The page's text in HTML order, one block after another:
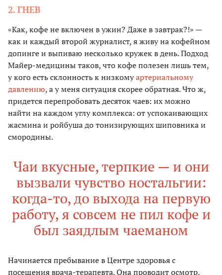
2. ГНЕВ
«Как, кофе не включен в ужин? Даже в завтрак?!» —
как и каждый второй журналист, я живу на кофейном
допинге и выпиваю несколько кружек в день. Подход
Майер-медицины таков, что кофе полезен лишь тем,
у кого есть склонность к низкомуартериальному
давлению, а у меня ситуация скорее обратная. Что ж,
придется перепробовать десяток чаев: их можно
найти на каждом углу комплекса: от успокаивающих
жасмина и ройбуша до тонизирующих шиповника и
смородины.
Чаи вкусные, терпкие — и они
вызвали чувство ностальгии:
когда-то, до выхода на первую
работу, я совсем не пил кофе и
был заядлым чаеманом
Начинается пребывание в Центре здоровья с
посещения врача-терапевта. Она проводит осмотр,